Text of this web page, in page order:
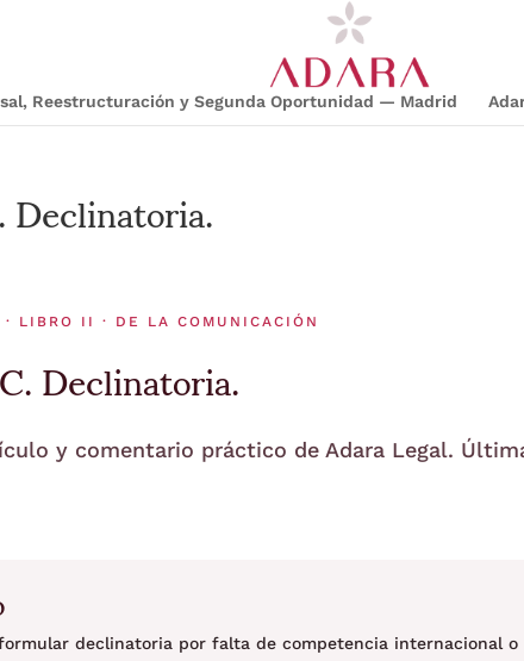
Reestructuración y Segunda Oportunidad — Madrid
· LIBRO II · DE LA COMUNICACIÓN
Declinatoria.
y comentario práctico de Adara Legal.
declinatoria por falta de competencia internacional o